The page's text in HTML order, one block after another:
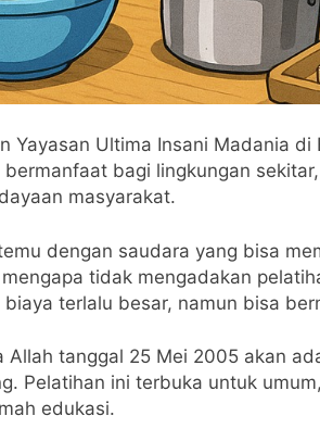
Yayasan Ultima Insani Madania
bagi lingkungan
masyarakat.
dengan saudara yang bisa
tidak mengadakan
terlalu besar, namun bisa
tanggal 25 Mei 2005 akan
Pelatihan ini terbuka untuk
edukasi.